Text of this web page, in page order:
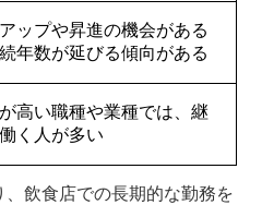
ップや昇進の機会がある
年数が延びる傾向がある
高い職種や業種では、継
く人が多い
飲食店での長期的な勤務を